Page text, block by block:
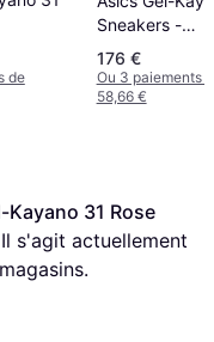
de
Sneakers -
Black/Sheet
176 €
Ou 3 paiements
58,66 €
Kayano 31 Rose
s'agit actuellement
magasins.